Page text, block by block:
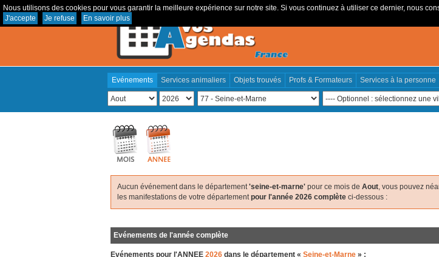
Nous utilisons des cookies pour vous garantir la meilleure expérience sur notre site. Si vous continuez à utiliser ce dernier, nous
J'accepte
Je refuse En savoir plus
Evénements Services animaliers Objets trouvés Profs & Formateurs Services à la personne
Aucun événement dans le département'seine-et-marne' pour ce mois de Aout, vous pouvez
les manifestations de votre départementpour l'année 2026 complète ci-dessous :
Evénements de l'année complète
Evénements pour l'ANNEE 2026 dans le département « Seine-et-Marne » :